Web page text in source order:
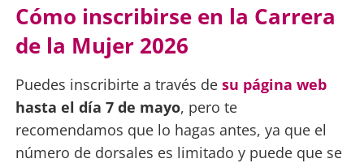
Cómo inscribirse en la Carrera
de la Mujer 2026
Puedes inscribirte a través de su página web
hasta el día 7 de mayo, pero te
recomendamos que lo hagas antes, ya que el
número de dorsales es limitado y puede que se